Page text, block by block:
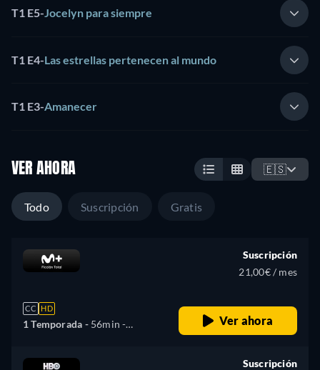
T1 E5-Jocelyn para siempre
T1 E4-Las estrellas pertenecen al mundo
T1 E3-Amanecer
VER AHORA 🇪🇸
Todo Suscripción Gratis
CC HD
1 Temporada - 56min -
Suscripción
21,00€ / mes
Ver ahora
Suscripción